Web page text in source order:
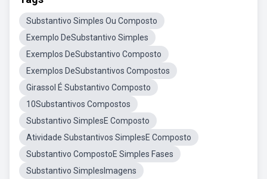
Substantivo Simples Ou Composto
Exemplo DeSubstantivo Simples
Exemplos DeSubstantivo Composto
Exemplos DeSubstantivos Compostos
Girassol É Substantivo Composto
10Substantivos Compostos
Substantivo SimplesE Composto
Atividade Substantivos SimplesE Composto
Substantivo CompostoE Simples Fases
Substantivo SimplesImagens